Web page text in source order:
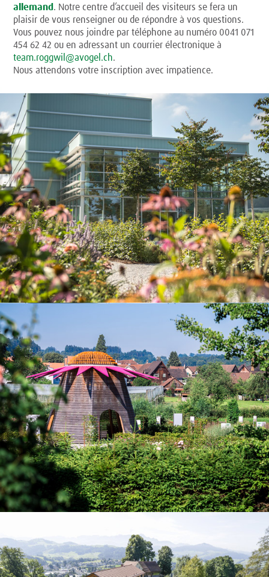
allemand . Notre centre d’accueil des visiteurs se fera un
plaisir de vous renseigner ou de répondre à vos questions.
Vous pouvez nous joindre par téléphone au numéro 0041 071
454 62 42 ou en adressant un courrier électronique à
team.roggwil@avogel.ch.
Nous attendons votre inscription avec impatience.